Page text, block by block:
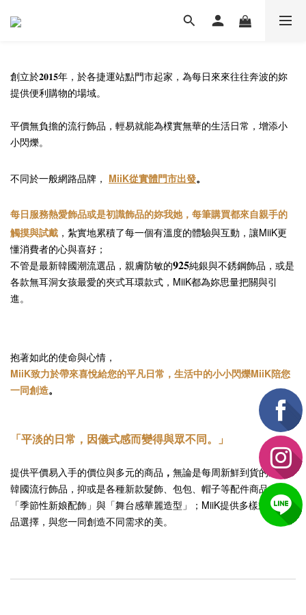
創立於𝟐𝟎𝟏𝟓年，於各捷運站點門市起家，為每日來來往往奔波的妳
提供便利購物的場域。
平價無負擔的流行飾品，輕易就能為樸實無華的生活日常，增添小
小閃爍。
不同於一般網路品牌， MiiK從實體門市出發。
每日服務熱愛飾品或是初識飾品的妳我她，每筆購買都來自親手的
觸摸與試戴 ， 紮實地累積了每一個有溫度的體驗與互動，讓MiiK更
懂消費者的心與喜好；
不管是最新韓國潮流選品，親膚防敏的𝟗𝟐𝟓純銀與不銹鋼飾品，或是
各款無耳洞女孩最愛的夾式耳環款式，MiiK都為妳思量把關與引
進。
抱著如此的使命與心情，
MiiK致力於帶來喜悅給您的平凡日常，生活中的小小閃爍MiiK陪您
一同創造。
「平淡的日常，因儀式感而變得與眾不同。」
提供平價易入手的價位與多元的商品 ， 無論是每周新鮮到貨的最新
韓國流行飾品，抑或是各種新款髮飾、包包、帽子等配件商品，
「季節性新娘配飾」與「舞台感華麗造型」；MiiK提供多樣式的商
品選擇，與您一同創造不同需求的美。